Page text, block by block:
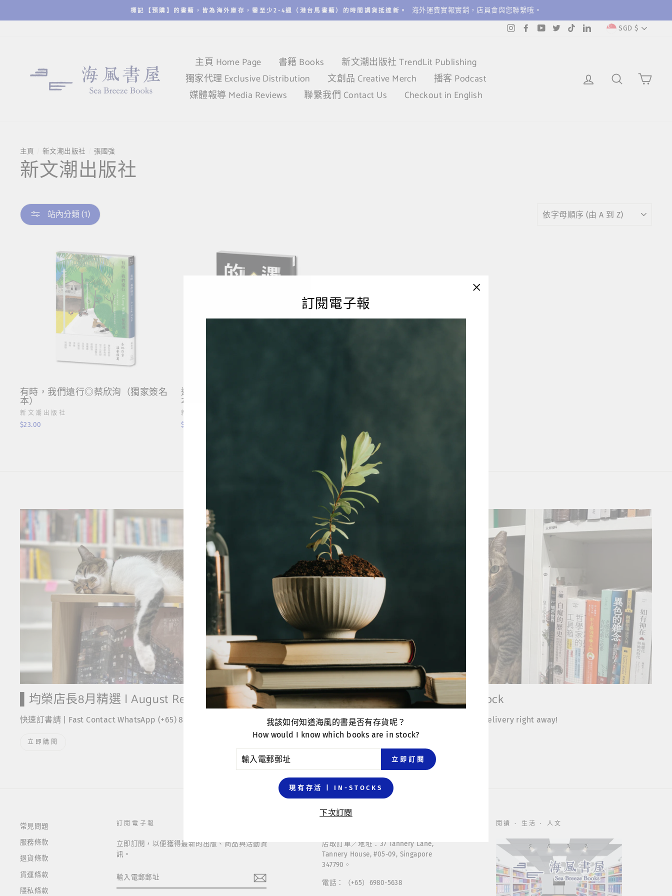
至
標記【預購】的書籍，皆為海外庫存，需至少2-4週（港台馬書籍）的時間調貨抵達新。 海外運費實報實銷，店員會與您聯繫哦。
InstagramFacebook
YouTubeTwitterTikTokLinkedIn
貨SGD $
主頁 Home Page 書籍 Books
新文潮出版社 TrendLit Publishing
獨家代理 Exclusive Distribution
文創品 Creative Merch
播客 Podcast
媒體報導 Media Reviews
聯繫我們 Contact Us Checkout in English
登入 搜索
主頁 新文潮出版社 張國強
新文潮出版社
站內分類 (1)
類
有時，我們遠行◎蔡欣洵（獨家簽名
本）
新文潮出版社
$23.00
遇見穿牆的女孩◎張國強（獨家簽名
本）
新文潮出版社
$26.00
▌均榮店長8月精選 | August Recommendations
快速訂書請 | Fast Contact WhatsApp (+65) 8896-1946
立即購閱
▌現有存貨 | Available In-Stock
無需預購，立即配送。 | Available for delivery right away!
常見問題
服務條款
退貨條款
貨運條款
隱私條款
訂閱電子報
立即訂閱，以便獲得最新的出版、商品與活動資
訊。
入
電
店取訂單／地址：37 Tannery Lane,
Tannery House, #05-09, Singapore
347790。
電話：（+65）6980-5638
閱讀 · 生活 · 人文
訂閱電子報
我該如何知道海風的書是否有存貨呢？
How would I know which books are in stock?
立即訂閱
現有存活 | IN-STOCKS
下次訂閱